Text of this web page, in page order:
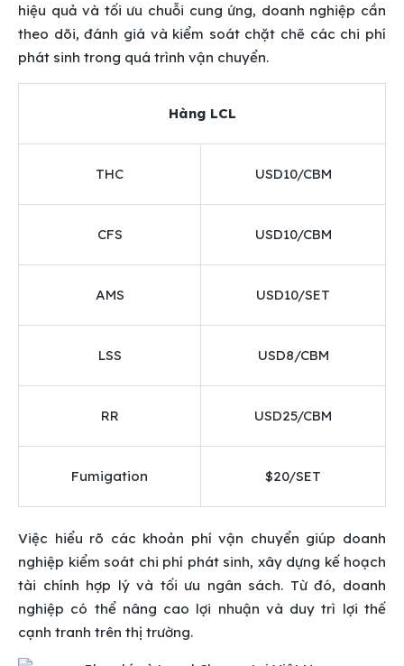
hiệu quả và tối ưu chuỗi cung ứng, doanh nghiệp cần
theo dõi, đánh giá và kiểm soát chặt chẽ các chi phí
phát sinh trong quá trình vận chuyển.
Hàng LCL
THC USD10/CBM
CFS USD10/CBM
AMS USD10/SET
LSS USD8/CBM
RR USD25/CBM
Fumigation $20/SET
Việc hiểu rõ các khoản phí vận chuyển giúp doanh
nghiệp kiểm soát chi phí phát sinh, xây dựng kế hoạch
tài chính hợp lý và tối ưu ngân sách. Từ đó, doanh
nghiệp có thể nâng cao lợi nhuận và duy trì lợi thế
cạnh tranh trên thị trường.